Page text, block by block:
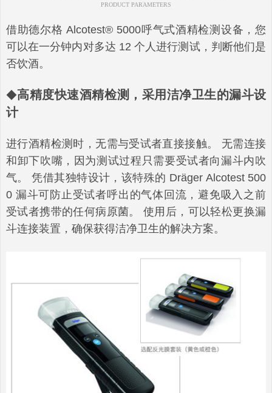
PRODUCT PARAMETERS
借助德尔格 Alcotest® 5000呼气式酒精检测设备，您
可以在一分钟内对多达 12 个人进行测试，判断他们是
否饮酒。
◆高精度快速酒精检测，采用洁净卫生的漏斗设
计
进行酒精检测时，无需与受试者直接接触。 无需连接
和卸下吹嘴，因为测试过程只需要受试者向漏斗内吹
气。 凭借其独特设计，该特殊的 Dräger Alcotest 500
0 漏斗可防止受试者呼出的气体回流，避免吸入之前
受试者携带的任何病原菌。 使用后，可以轻松更换漏
斗连接装置，确保获得洁净卫生的解决方案。